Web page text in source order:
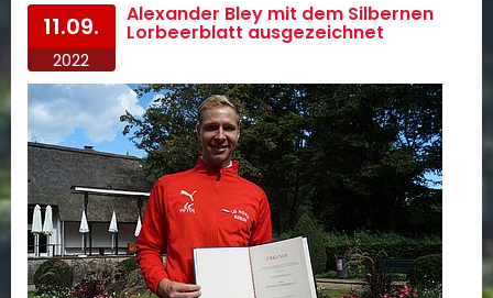
11.09.
2022
Alexander Bley mit dem Silbernen
Lorbeerblatt ausgezeichnet